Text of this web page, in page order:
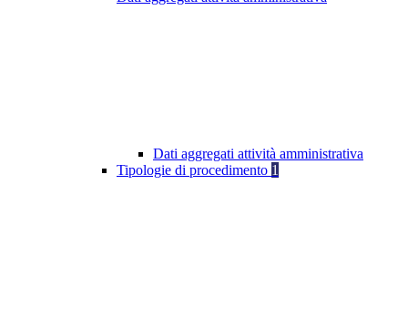
Dati aggregati attività amministrativa
Tipologie di procedimento 1